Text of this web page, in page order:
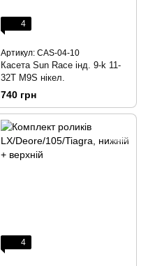
4
Артикул: CAS-04-10
Касета Sun Race інд. 9-k 11-
32T M9S нікел.
740 грн
4